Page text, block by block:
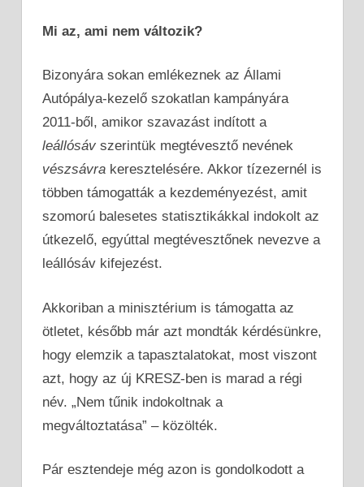
Mi az, ami nem változik?
Bizonyára sokan emlékeznek az Állami
Autópálya-kezelő szokatlan kampányára
2011-ből, amikor szavazást indított a
leállósáv szerintük megtévesztő nevének
vészsávra keresztelésére. Akkor tízezernél is
többen támogatták a kezdeményezést, amit
szomorú balesetes statisztikákkal indokolt az
útkezelő, egyúttal megtévesztőnek nevezve a
leállósáv kifejezést.
Akkoriban a minisztérium is támogatta az
ötletet, később már azt mondták kérdésünkre,
hogy elemzik a tapasztalatokat, most viszont
azt, hogy az új KRESZ-ben is marad a régi
név. „Nem tűnik indokoltnak a
megváltoztatása” – közölték.
Pár esztendeje még azon is gondolkodott a